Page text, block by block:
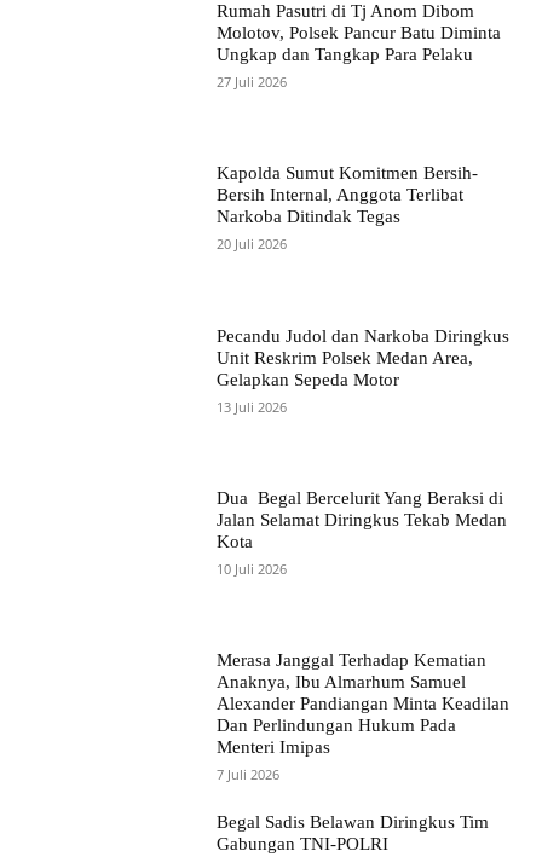
Rumah Pasutri di Tj Anom Dibom
Molotov, Polsek Pancur Batu Diminta
Ungkap dan Tangkap Para Pelaku
27 Juli 2026
Kapolda Sumut Komitmen Bersih-
Bersih Internal, Anggota Terlibat
Narkoba Ditindak Tegas
20 Juli 2026
Pecandu Judol dan Narkoba Diringkus
Unit Reskrim Polsek Medan Area,
Gelapkan Sepeda Motor
13 Juli 2026
Dua Begal Bercelurit Yang Beraksi di
Jalan Selamat Diringkus Tekab Medan
Kota
10 Juli 2026
Merasa Janggal Terhadap Kematian
Anaknya, Ibu Almarhum Samuel
Alexander Pandiangan Minta Keadilan
Dan Perlindungan Hukum Pada
Menteri Imipas
7 Juli 2026
Begal Sadis Belawan Diringkus Tim
Gabungan TNI-POLRI